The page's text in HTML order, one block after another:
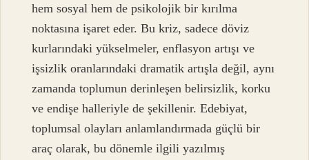
hem sosyal hem de psikolojik bir kırılma
noktasına işaret eder. Bu kriz, sadece döviz
kurlarındaki yükselmeler, enflasyon artışı ve
işsizlik oranlarındaki dramatik artışla değil, aynı
zamanda toplumun derinleşen belirsizlik, korku
ve endişe halleriyle de şekillenir. Edebiyat,
toplumsal olayları anlamlandırmada güçlü bir
araç olarak, bu dönemle ilgili yazılmış